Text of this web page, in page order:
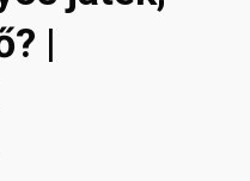
|